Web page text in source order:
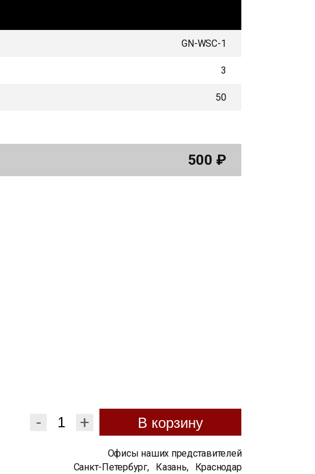
GN-WSC-1
3
50
500 ₽
- + В корзину
Офисы наших представителей
Санкт-Петербург, Казань, Краснодар